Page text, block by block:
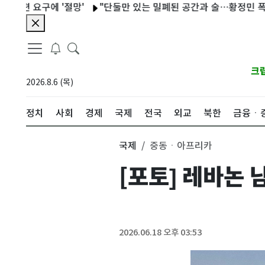
요구에 '절망' "단둘만 있는 밀폐된 공간과 술…황정민 폭로녀
2026.8.6 (목)
크
정치 사회 경제 국제 전국 외교 북한 금융ㆍ
국제 중동ㆍ아프리카
[포토] 레바논
2026.06.18 오후 03:53